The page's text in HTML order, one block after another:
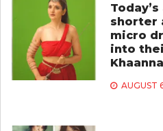
shorter
micro
into
AUGUST